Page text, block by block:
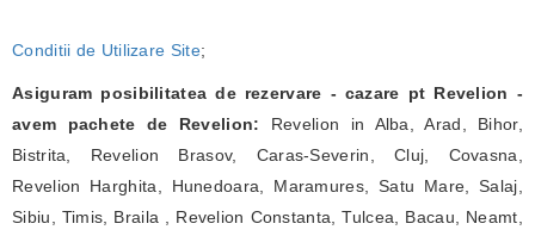
Conditii de Utilizare Site;
Asiguram posibilitatea de rezervare - cazare pt Revelion -
avem pachete de Revelion: Revelion in Alba, Arad, Bihor,
Bistrita, Revelion Brasov, Caras-Severin, Cluj, Covasna,
Revelion Harghita, Hunedoara, Maramures, Satu Mare, Salaj,
Sibiu, Timis, Braila , Revelion Constanta, Tulcea, Bacau, Neamt,